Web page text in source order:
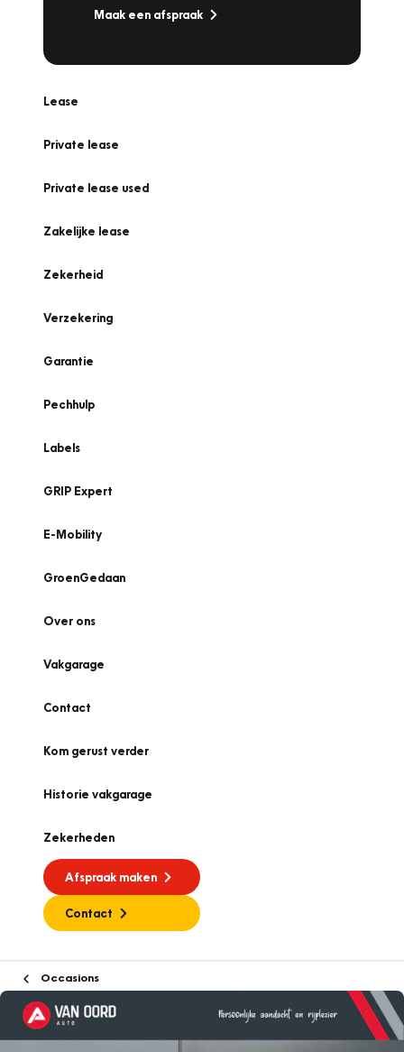
Maak een afspraak
Lease
Private lease
Private lease used
Zakelijke lease
Zekerheid
Verzekering
Garantie
Pechhulp
Labels
GRIP Expert
E-Mobility
GroenGedaan
Over ons
Vakgarage
Contact
Kom gerust verder
Historie vakgarage
Zekerheden
Afspraak maken
Contact
Occasions